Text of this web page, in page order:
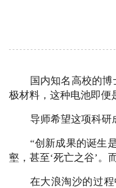
国内知名高校的
极材料，这种电池即便
导师希望这项科
“创新成果的诞生
壑，甚至‘死亡之谷’。
在大浪淘沙的过